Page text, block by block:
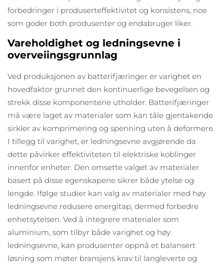
forbedringer i produserteffektivitet og konsistens, noe
som goder both produsenter og endabruger liker.
Vareholdighet og ledningsevne i
overveiingsgrunnlag
Ved produksjonen av batterifjæringer er varighet en
hovedfaktor grunnet den kontinuerlige bevegelsen og
strekk disse komponentene utholder. Batterifjæringer
må være laget av materialer som kan tåle gjentakende
sirkler av komprimering og spenning uten å deformere.
I tillegg til varighet, er ledningsevne avgjørende da
dette påvirker effektiviteten til elektriske koblinger
innenfor enheter. Den omsette valget av materialer
basert på disse egenskapene sikrer både ytelse og
lengde. Ifølge studier kan valg av materialer med høy
ledningsevne redusere energitap, dermed forbedre
enhetsytelsen. Ved å integrere materialer som
aluminium, som tilbyr både varighet og høy
ledningsevne, kan produsenter oppnå et balansert
løsning som møter bransjens krav til langleverte og